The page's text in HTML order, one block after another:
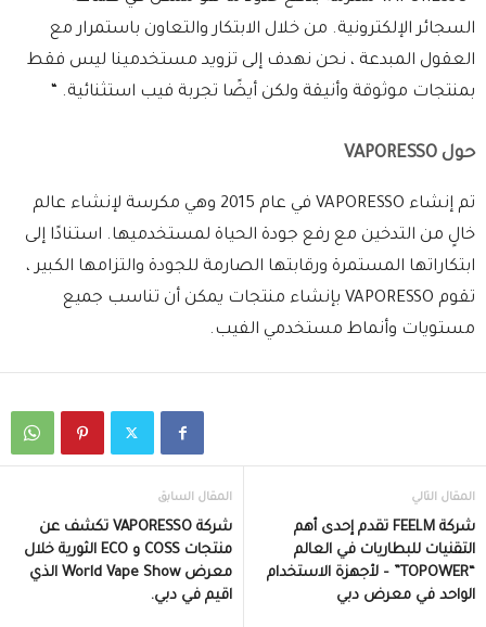
السجائر الإلكترونية. من خلال الابتكار والتعاون باستمرار مع
العقول المبدعة ، نحن نهدف إلى تزويد مستخدمينا ليس فقط
بمنتجات موثوقة وأنيقة ولكن أيضًا تجربة فيب استثنائية. “
حول VAPORESSO
تم إنشاء VAPORESSO في عام 2015 وهي مكرسة لإنشاء عالم
خالٍ من التدخين مع رفع جودة الحياة لمستخدميها. استنادًا إلى
ابتكاراتها المستمرة ورقابتها الصارمة للجودة والتزامها الكبير ،
تقوم VAPORESSO بإنشاء منتجات يمكن أن تناسب جميع
مستويات وأنماط مستخدمي الفيب.
المقال السابق
شركة VAPORESSO تكشف عن
منتجات COSS و ECO الثورية خلال
معرض World Vape Show الذي
اقيم في دبي.
المقال التالي
شركة FEELM تقدم إحدى أهم
التقنيات للبطاريات في العالم
“TOPOWER” – لأجهزة الاستخدام
الواحد في معرض دبي